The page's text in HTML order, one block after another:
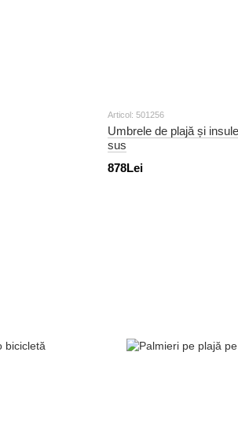
Articol: 501256
Umbrele de plajă și
sus
878Lei